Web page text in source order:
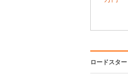
ロードスター